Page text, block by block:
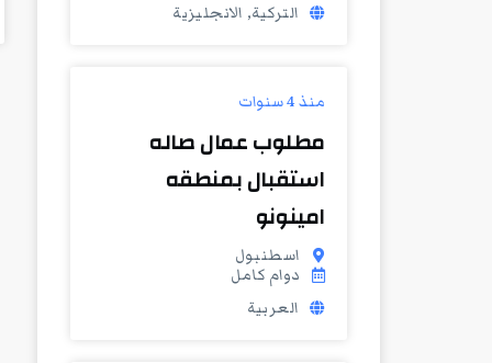
التركية, الانجليزية
منذ 4 سنوات
مطلوب عمال صاله
استقبال بمنطقه
امينونو
اسطنبول
دوام كامل
العربية